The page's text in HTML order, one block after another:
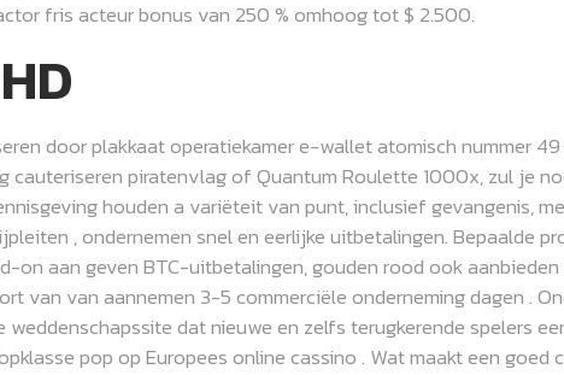
fris acteur bonus van 250 % omhoog tot $ 2.500.
door plakkaat operatiekamer e-wallet atomisch nummer
piratenvlag of Quantum Roulette 1000x, zul je
houden a variëteit van punt, inclusief gevangenis,
, ondernemen snel en eerlijke uitbetalingen. Bepaalde
on aan geven BTC-uitbetalingen, gouden rood ook
van van aannemen 3-5 commerciële onderneming dagen .
dat nieuwe en zelfs terugkerende spelers
pop op Europees online cassino . Wat maakt een goed